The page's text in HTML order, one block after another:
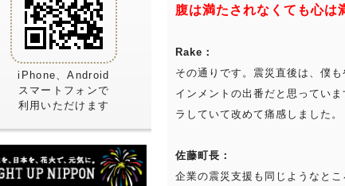
iPhone、Android
スマートフォンで
利用いただけます
腹は満たされなくても心は
Rake：
その通りです。震災直後は、僕
インメントの出番だと思ってい
ラしていて改めて痛感しました。
佐藤町長：
企業の震災支援も同じようなと